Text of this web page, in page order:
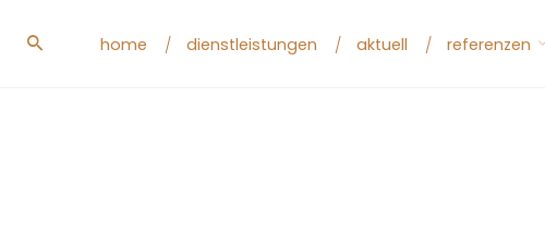
home dienstleistungen aktuell referenzen